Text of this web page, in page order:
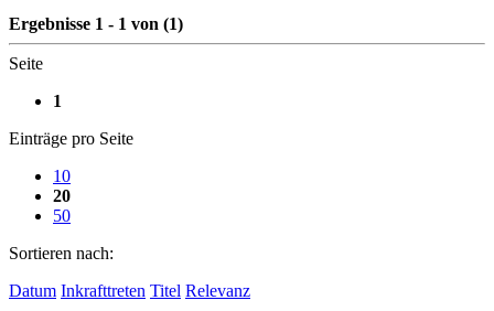
Ergebnisse 1 - 1 von (1)
Seite
1
Einträge pro Seite
10
20
50
Sortieren nach:
Datum Inkrafttreten Titel Relevanz